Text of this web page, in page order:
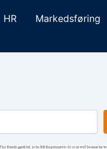
HR
Markedsføring